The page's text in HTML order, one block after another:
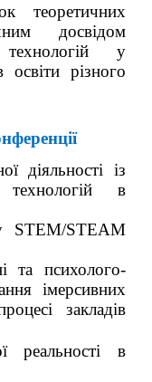
теоретичних
досвідом
технологій у
освіти різного
діяльності із
технологій в
STEM/STEAM
та психолого-
імерсивних
закладів
реальності в